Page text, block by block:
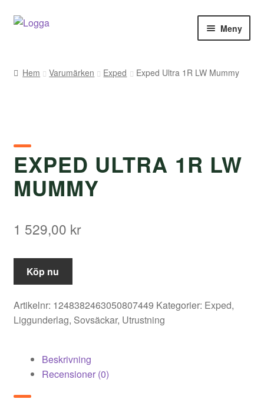
Hoppa
Hoppa
Meny
Butik
Varumärken
Hem Varumärken Exped Exped Ultra 1R LW Mummy
EXPED ULTRA 1R LW
MUMMY
1 529,00 kr
Köp nu
Artikelnr: 1248382463050807449 Kategorier: Exped,
Liggunderlag, Sovsäckar, Utrustning
Beskrivning
Recensioner (0)